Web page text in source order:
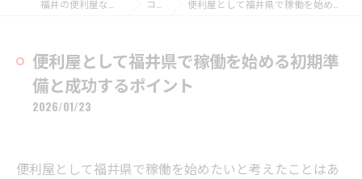
コラム 便利屋として福井県で稼働を始める初期準備と成功するポイント
便利屋として福井県で稼働を始める初期準
備と成功するポイント
2026/01/23
便利屋として福井県で稼働を始めたいと考えたことはあ